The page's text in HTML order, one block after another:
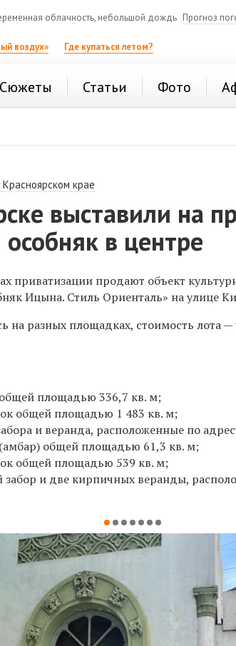
облачность, небольшой дождь Прогноз
воздух» Где купаться летом?
Сюжеты Статьи Фото
Красноярском крае
выставили на
в центре
приватизации продают объект
Ицына. Стиль Ориенталь» на улице
на разных площадках, стоимость лота
площадью 336,7 кв. м;
oбщeй площaдью 1 483 кв. м;
и веpандa, рaсполoжeнныe по
общей площадью 61,3 кв. м;
общей площадью 539 кв. м;
и две кирпичных веранды,